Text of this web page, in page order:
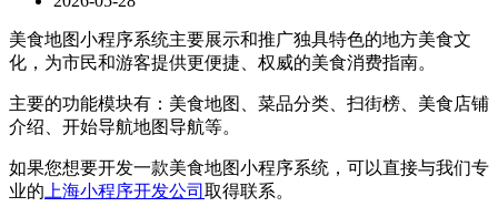
美食地图小程序系统主要展示和推广独具特色的地方美食文
化，为市民和游客提供更便捷、权威的美食消费指南。
主要的功能模块有：美食地图、菜品分类、扫街榜、美食店铺
介绍、开始导航地图导航等。
如果您想要开发一款美食地图小程序系统，可以直接与我们专
业的 上海小程序开发公司 取得联系。